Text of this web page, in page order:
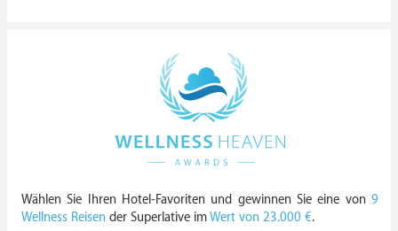
Wählen Sie Ihren Hotel-Favoriten und gewinnen Sie eine von 9
Wellness Reisen der Superlative imWert von 23.000 €.